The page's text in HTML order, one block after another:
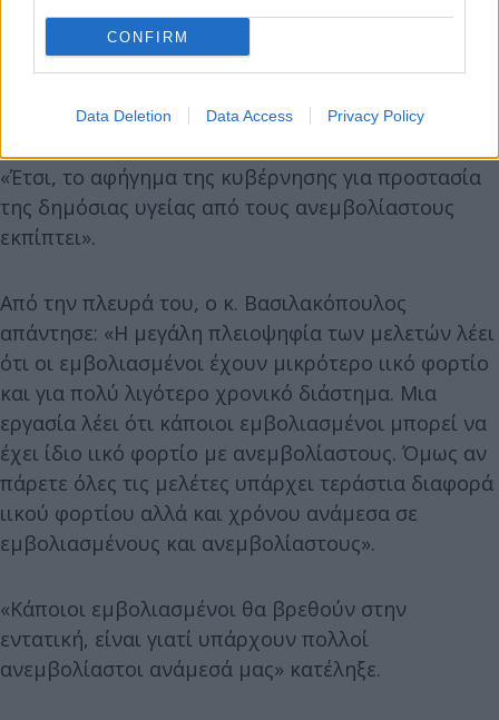
CONFIRM
Data Deletion Data Access Privacy Policy
«Έτσι, το αφήγημα της κυβέρνησης για προστασία
της δημόσιας υγείας από τους ανεμβολίαστους
εκπίπτει».
Από την πλευρά του, ο κ. Βασιλακόπουλος
απάντησε: «Η μεγάλη πλειοψηφία των μελετών λέει
ότι οι εμβολιασμένοι έχουν μικρότερο ιικό φορτίο
και για πολύ λιγότερο χρονικό διάστημα. Μια
εργασία λέει ότι κάποιοι εμβολιασμένοι μπορεί να
έχει ίδιο ιικό φορτίο με ανεμβολίαστους. Όμως αν
πάρετε όλες τις μελέτες υπάρχει τεράστια διαφορά
ιικού φορτίου αλλά και χρόνου ανάμεσα σε
εμβολιασμένους και ανεμβολίαστους».
«Κάποιοι εμβολιασμένοι θα βρεθούν στην
εντατική, είναι γιατί υπάρχουν πολλοί
ανεμβολίαστοι ανάμεσά μας» κατέληξε.